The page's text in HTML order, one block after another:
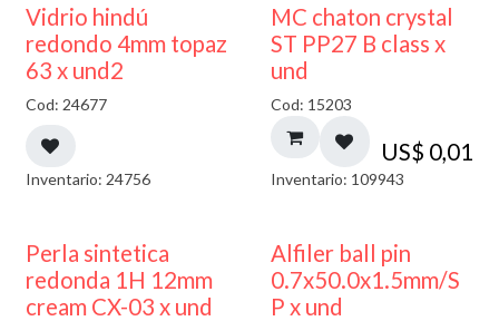
40% DESCUENTO
Vidrio hindú
redondo 4mm topaz
63 x und2
Cod: 24677
Inventario: 24756
MC chaton crystal
ST PP27 B class x
und
Cod: 15203
US$ 0,01
Inventario: 109943
Perla sintetica
redonda 1H 12mm
cream CX-03 x und
Alfiler ball pin
0.7x50.0x1.5mm/S
P x und